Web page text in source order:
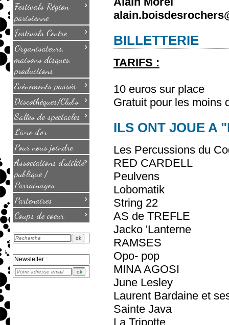
Festivals Région
parisienne
›
Festivals Centre ›
Organisateurs,
maisons disques,
productions
›
Evènements passés ›
Discothèques/Clubs ›
Salles de spectacles ›
Livre d'or
Pour nous joindre
Associations d'utilité
publique /
Parrainages
›
Partenaires ›
Coups de coeur ›
Newsletter :
BILLETTERIE
TARIFS :
10 euros sur place
Gratuit pour les moins
ILS ONT JOUE A
Les Percussions du
RED CARDELL
Peulvens
Lobomatik
String 22
AS de TREFLE
Jacko 'Lanterne
RAMSES
Opo- pop
MINA AGOSI
June Lesley
Laurent Bardaine et
Sainte Java
La Tripotte